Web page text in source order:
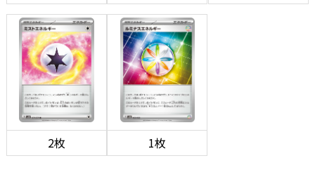
2枚 1枚